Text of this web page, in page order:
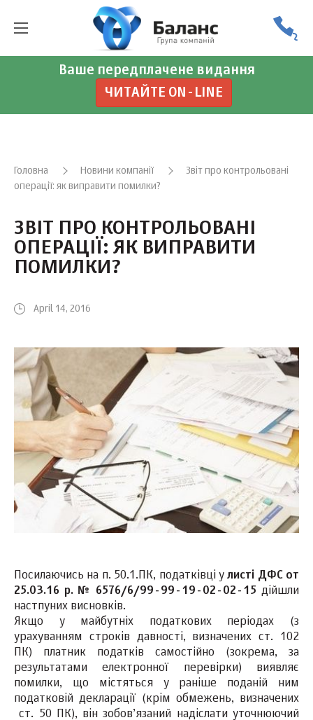
Ваше передплачене видання
ЧИТАЙТЕ ON-LINE
Головна Новини компанії
Звіт про контрольовані
операції: як виправити помилки?
ЗВІТ ПРО КОНТРОЛЬОВАНІ
ОПЕРАЦІЇ: ЯК ВИПРАВИТИ
ПОМИЛКИ?
April 14, 2016
Посилаючись на п. 50.1.ПК, податківці улисті ДФС от
25.03.16 р. № 6576/6/99-99-19-02-02-15 дійшли
настпуних висновків.
Якщо у майбутніх податкових періодах (з
урахуванням строків давності, визначених ст. 102
ПК) платник податків самостійно (зокрема, за
результатами електронної перевірки) виявляє
помилки, що містяться у раніше поданій ним
податковій декларації (крім обмежень, визначених
ст. 50 ПК), він зобов’язаний надіслати уточнюючий